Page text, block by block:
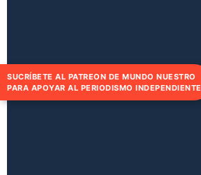
SUCRÍBETE AL PATREON DE MUNDO NUESTRO
PARA APOYAR AL PERIODISMO INDEPENDIENTE